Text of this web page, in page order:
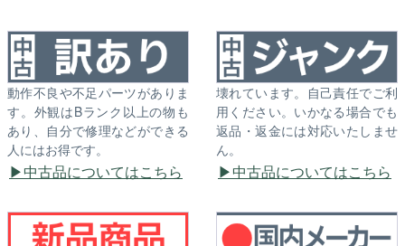
動作不良や不足パーツがありま
す。外観はBランク以上の物も
あり、自分で修理などができる
人にはお得です。
中古品についてはこちら
壊れています。自己責任でご利
用ください。いかなる場合でも
返品・返金には対応いたしませ
ん。
中古品についてはこちら